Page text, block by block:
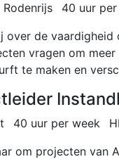
Rodenrijs 40 uur
over de vaardigheid
vragen om
te maken en
40 uur per week
om projecten van